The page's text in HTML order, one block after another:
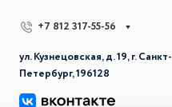
+7 812 317-55-56
ул. Кузнецовская, д. 19, г. Санкт-
Петербург, 196128